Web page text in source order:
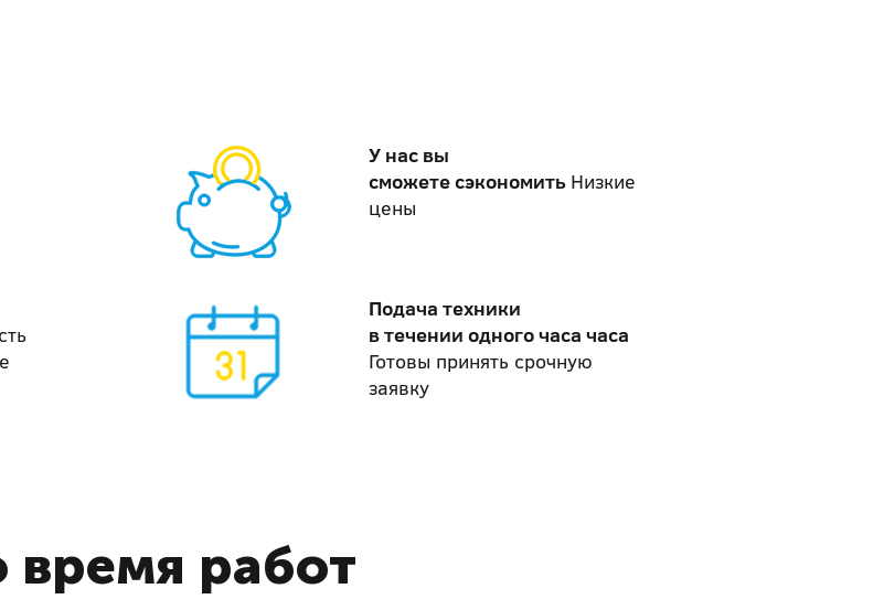
У нас вы
сможете сэкономить Низкие
цены
Подача техники
в течении одного часа часа
Готовы принять срочную
заявку
работ